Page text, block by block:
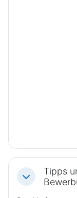
Einklappen
Tipps